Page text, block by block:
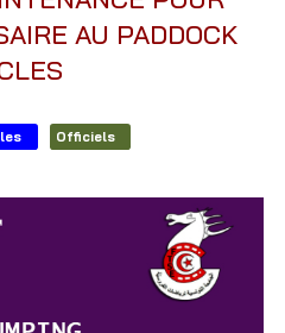
AU PADDOCK
Officiels